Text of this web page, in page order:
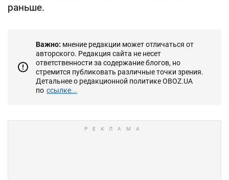
раньше.
Важно: мнение редакции может отличаться от
авторского. Редакция сайта не несет
ответственности за содержание блогов, но
стремится публиковать различные точки зрения.
Детальнее о редакционной политике OBOZ.UA
по ссылке...